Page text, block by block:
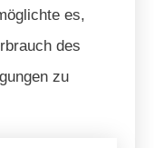
es,
des
zu